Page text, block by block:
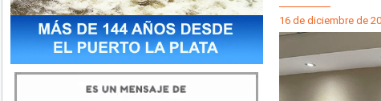
16 de diciembre de